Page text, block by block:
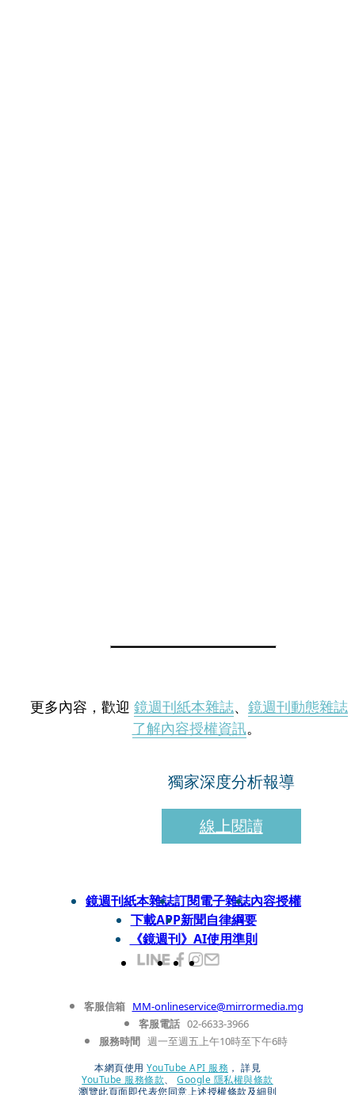
更多內容，歡迎 鏡週刊紙本雜誌、 鏡週刊動態雜誌
了解內容授權資訊。
獨家深度分析報導
線上閱讀
鏡週刊紙本雜誌訂閱電子雜誌內容授權
下載APP新聞自律綱要
《鏡週刊》AI使用準則
客服信箱 MM-onlineservice@mirrormedia.mg
客服電話 02-6633-3966
服務時間 週一至週五上午10時至下午6時
本網頁使用 YouTube API 服務 ， 詳見
YouTube 服務條款、
Google 隱私權與條款
瀏覽此頁面即代表您同意上述授權條款及細則